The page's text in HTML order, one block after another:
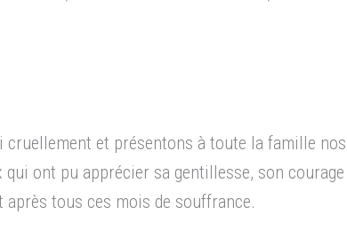
et présentons à toute la famille
ont pu apprécier sa gentillesse, son
tous ces mois de souffrance.